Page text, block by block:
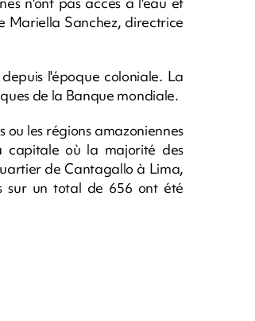
Mariella Sanchez, directrice
l'époque coloniale. La
de la Banque mondiale.
les régions amazoniennes
capitale où la majorité des
de Cantagallo à Lima,
sur un total de 656 ont été